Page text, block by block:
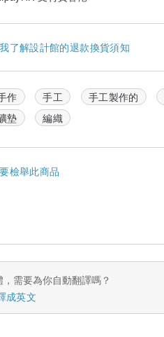
了解設計館的退款換貨須知
作 手工 手工製作的
墊
編織
檢舉此商品
需要為你自動翻譯嗎？
成英文